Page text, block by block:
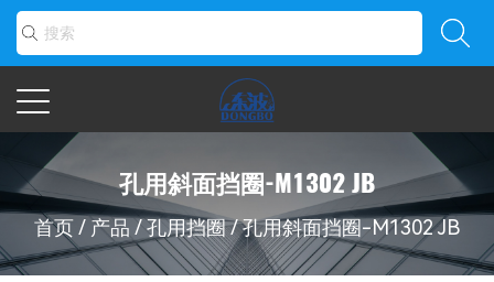
孔用斜面挡圈-M1302 JB
首页/ 产品 /孔用挡圈/孔用斜面挡圈-M1302 JB